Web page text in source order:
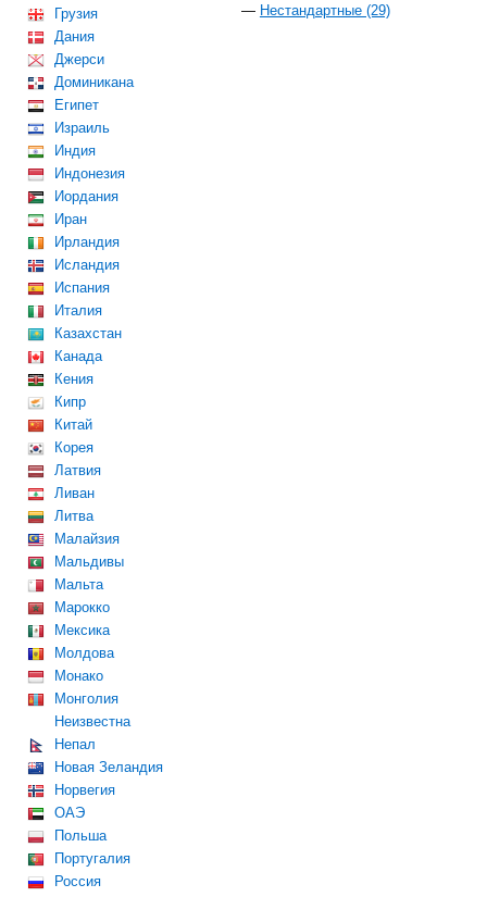
Грузия
Дания
Джерси
Доминикана
Египет
Израиль
Индия
Индонезия
Иордания
Иран
Ирландия
Исландия
Испания
Италия
Казахстан
Канада
Кения
Кипр
Китай
Корея
Латвия
Ливан
Литва
Малайзия
Мальдивы
Мальта
Марокко
Мексика
Молдова
Монако
Монголия
Неизвестна
Непал
Новая Зеландия
Норвегия
ОАЭ
Польша
Португалия
Россия
Нестандартные (29)